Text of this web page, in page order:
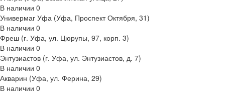
В наличии 0
Универмаг Уфа (Уфа, Проспект Октября, 31)
В наличии 0
Фреш (г‌. Уфа, ул. Цюрупы, 97, корп. 3)
В наличии 0
Энтузиастов (г. Уфа, ул. Энтузиастов, д. 7)
В наличии 0
Акварин (Уфа, ул. Ферина, 29)
В наличии 0